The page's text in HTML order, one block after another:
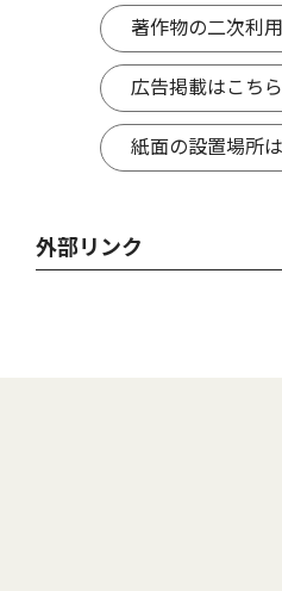
著作物の二次利
広告掲載はこちら
紙面の設置場所
外部リンク